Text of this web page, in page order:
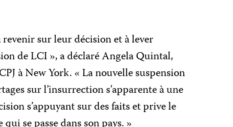
sur leur décision et à lever
de LCI », a déclaré Angela Quintal,
à New York. « La nouvelle suspension
sur l’insurrection s’apparente à une
s’appuyant sur des faits et prive le